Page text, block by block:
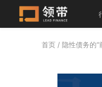
首页 / 隐性债务的“